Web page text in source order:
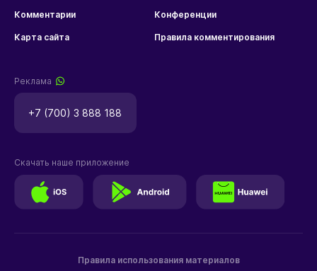
Комментарии Конференции
Карта сайта Правила комментирования
Реклама
+7 (700) 3 888 188
Правила использования материалов
Скачать наше приложение